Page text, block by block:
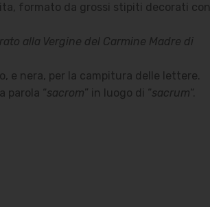
formato da grossi stipiti decorati con
alla Vergine del Carmine Madre di
e nera, per la campitura delle lettere.
parola “sacrom” in luogo di “sacrum“.